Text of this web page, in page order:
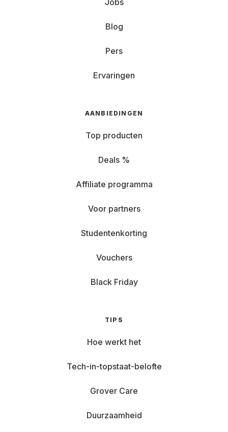
Jobs
Blog
Pers
Ervaringen
AANBIEDINGEN
Top producten
Deals %
Affiliate programma
Voor partners
Studentenkorting
Vouchers
Black Friday
TIPS
Hoe werkt het
Tech-in-topstaat-belofte
Grover Care
Duurzaamheid